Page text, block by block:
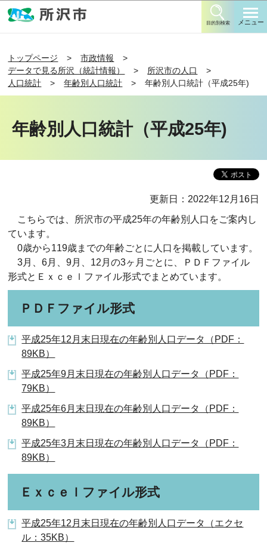
目的別検索 メニュー
トップページ
市政情報
データで見る所沢（統計情報）
所沢市の人口
人口統計
年齢別人口統計 年齢別人口統計（平成25年)
年齢別人口統計（平成25年)
更新日：2022年12月16日
こちらでは、所沢市の平成25年の年齢別人口をご案内し
ています。
0歳から119歳までの年齢ごとに人口を掲載しています。
3月、6月、9月、12月の3ヶ月ごとに、ＰＤＦファイル
形式とＥｘｃｅｌファイル形式でまとめています。
ＰＤＦファイル形式
平成25年12月末日現在の年齢別人口データ（PDF：
89KB）
平成25年9月末日現在の年齢別人口データ（PDF：
79KB）
平成25年6月末日現在の年齢別人口データ（PDF：
89KB）
平成25年3月末日現在の年齢別人口データ（PDF：
89KB）
Ｅｘｃｅｌファイル形式
平成25年12月末日現在の年齢別人口データ（エクセ
ル：35KB）